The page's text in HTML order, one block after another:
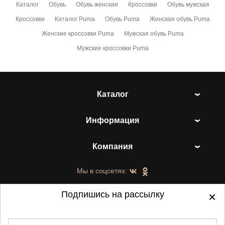
Каталог Обувь Обувь женская Кроссовки Обувь мужская
Кроссовки Каталог Puma Обувь Puma Женская обувь Puma
Женские кроссовки Puma Мужская обувь Puma
Мужские кроссовки Puma
Каталог
Информация
Компания
Мы в соцсетях:
Подпишись на рассылку